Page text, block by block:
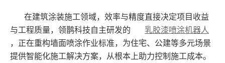
在建筑涂装施工领域，效率与精度直接决定项目收益
与工程质量，领鹊科技自主研发的
乳胶漆喷涂机器人
，正在重构墙面喷涂作业标准，为住宅、公建等多元场景
提供智能化施工解决方案，从根本上助力控制施工成本。